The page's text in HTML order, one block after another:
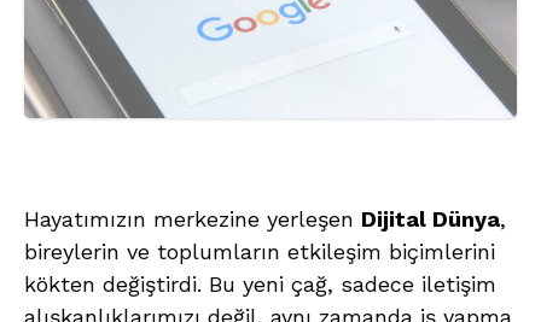
Hayatımızın merkezine yerleşen Dijital Dünya,
bireylerin ve toplumların etkileşim biçimlerini
kökten değiştirdi. Bu yeni çağ, sadece iletişim
alışkanlıklarımızı değil, aynı zamanda iş yapma